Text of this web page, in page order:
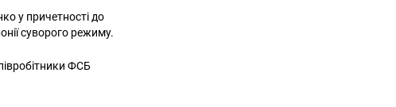
у причетності до
суворого режиму.
ФСБ